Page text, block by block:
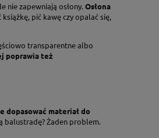
nie zapewniają osłony.Osłona
pić kawę czy opalać się,
transparentne albo
poprawia też
dopasować materiał do
balustradę? Żaden problem.